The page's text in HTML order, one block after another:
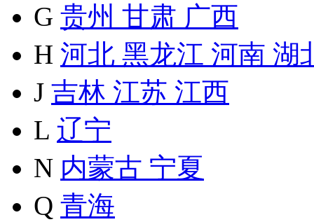
G 贵州 甘肃 广西
H 河北 黑龙江 河南 湖
J 吉林 江苏 江西
L 辽宁
N 内蒙古 宁夏
Q 青海